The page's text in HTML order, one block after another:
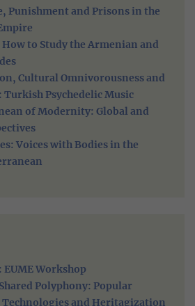
Punishment and Prisons in the
to Study the Armenian and
Cultural Omnivorousness and
Psychedelic Music
of Modernity: Global and
Voices with Bodies in the
Workshop
Polyphony: Popular
and Heritagization